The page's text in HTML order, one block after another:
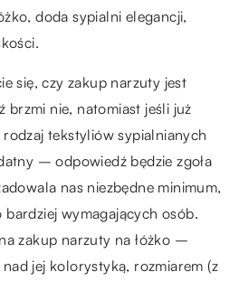
doda sypialni elegancji,
się, czy zakup narzuty jest
nie, natomiast jeśli już
tekstyliów sypialnianych
– odpowiedź będzie zgoła
nas niezbędne minimum,
wymagających osób.
zakup narzuty na łóżko –
jej kolorystyką, rozmiarem (z